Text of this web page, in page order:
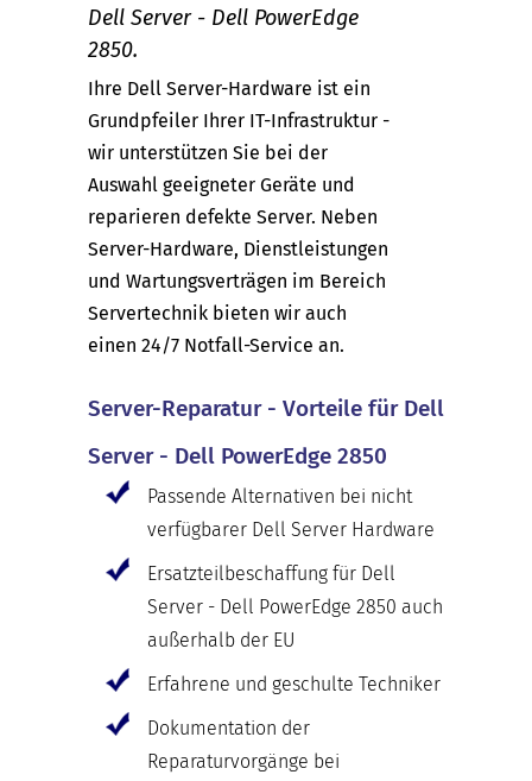
Dell Server - Dell PowerEdge
2850.
Ihre Dell Server-Hardware ist ein
Grundpfeiler Ihrer IT-Infrastruktur -
wir unterstützen Sie bei der
Auswahl geeigneter Geräte und
reparieren defekte Server. Neben
Server-Hardware, Dienstleistungen
und Wartungsverträgen im Bereich
Servertechnik bieten wir auch
einen 24/7 Notfall-Service an.
Server-Reparatur - Vorteile für Dell
Server - Dell PowerEdge 2850
Passende Alternativen bei nicht
verfügbarer Dell Server Hardware
Ersatzteilbeschaffung für Dell
Server - Dell PowerEdge 2850 auch
außerhalb der EU
Erfahrene und geschulte Techniker
Dokumentation der
Reparaturvorgänge bei